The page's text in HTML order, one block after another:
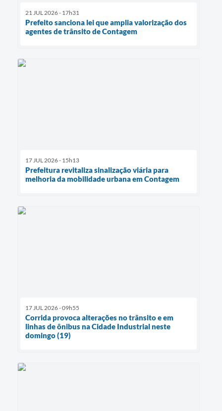
21 JUL 2026 - 17h31
Prefeito sanciona lei que amplia valorização dos
agentes de trânsito de Contagem
17 JUL 2026 - 15h13
Prefeitura revitaliza sinalização viária para
melhoria da mobilidade urbana em Contagem
17 JUL 2026 - 09h55
Corrida provoca alterações no trânsito e em
linhas de ônibus na Cidade Industrial neste
domingo (19)